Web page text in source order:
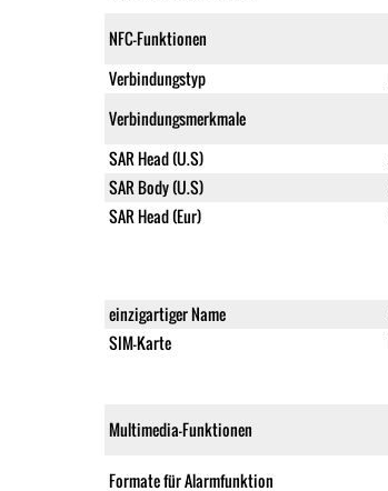
NFC-Funktionen
Verbindungstyp
Verbindungsmerkmale
SAR Head (U.S)
SAR Body (U.S)
SAR Head (Eur)
einzigartiger Name
SIM-Karte
Multimedia-Funktionen
Formate für Alarmfunktion